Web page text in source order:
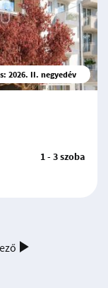
2026. II. negyedév
1 - 3 szoba